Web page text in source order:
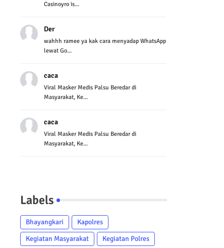
Casinoyro is...
Der
wahhh ramee ya kak cara menyadap WhatsApp
lewat Go...
caca
Viral Masker Medis Palsu Beredar di
Masyarakat, Ke...
caca
Viral Masker Medis Palsu Beredar di
Masyarakat, Ke...
Labels
Bhayangkari
Kapolres
Kegiatan Masyarakat
Kegiatan Polres